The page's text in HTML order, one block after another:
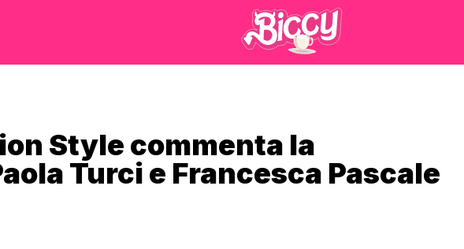
Style commenta la
Turci e Francesca Pascale